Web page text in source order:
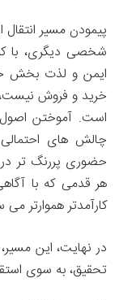
پیمودن مسیر
شخصی دیگری، با
ایمن و لذت بخش
خرید و فروش نیست،
است. آموختن اصول
چالش های
حضوری پررنگ تر در
هر قدمی که با
کارآمدتر هموارتر می
در نهایت، این
تحقیق، به سوی